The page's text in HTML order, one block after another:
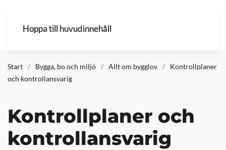
Hoppa till huvudinnehåll
Start Bygga, bo och miljö Allt om bygglov
Kontrollplaner
och kontrollansvarig
Kontrollplaner och
kontrollansvarig